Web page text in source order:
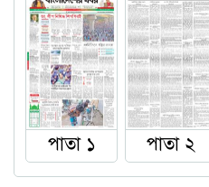
পাতা ১ পাতা ২